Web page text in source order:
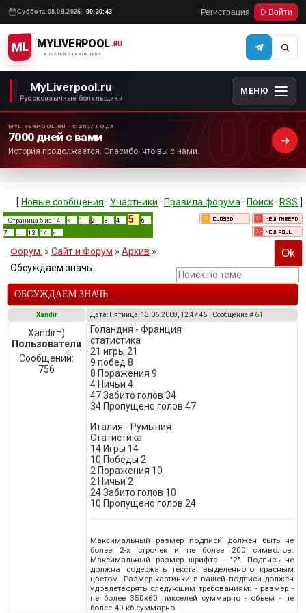
Суббота, 08.08.2026 00:30:43 Регистрация Войти
ML MYLIVERPOOL
RUSSIAN SUPPORTERS
.RU
MyLiverpool.ru
Русскоязычные болельщики
МЕНЮ
MYLIVERPOOL.RU · С 2007 ГОДА
7000 дней с вами
История продолжается. Спасибо, что вы с нами.
[ Новые сообщения · Участники · Правила форума · Поиск · RSS
Страница 5 из 14 « 1 2 3 4 5
6
7
13 14 »
Форум. » Сайт и Форум » Архив »
Обсуждаем значь...
ОБСУЖДАЕМ ЗНАЧЬ...
Xandir Дата: Пятница, 13.06.2008, 12:47:45 | Сообщение # 61
Xandir=)
Пользователи
Сообщений:
756
Голандия - Франция
статистика
21 игры 21
9 побед 8
8 Поражения 9
4 Ничьи 4
47 Забито голов 34
34 Пропущено голов 47
Италия - Румыния
Статистика
14 Игры 14
10 Победы 2
2 Поражения 10
2 Ничьи 2
24 Забито голов 10
10 Пропущено голов 24
Максимальный размер подписи должен быть не
более 2-х строчек и не более 200 символов.
Максимальный размер шрифта - "2". Подпись не
должна содержать текста, выделенного красным
цветом. Размер картинки в вашей подписи должен
удовлетворять следующим требованиям: - размер -
не более 350х60 пикселей суммарно - объем - не
более 40 кб суммарно.